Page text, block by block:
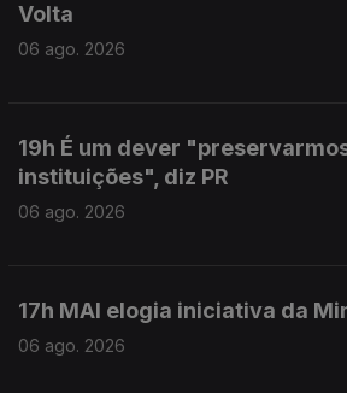
Volta
06 ago. 2026
19h É um dever
instituições", diz PR
06 ago. 2026
17h MAI elogia iniciativa da
06 ago. 2026